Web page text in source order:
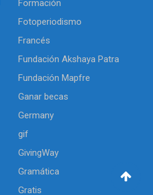
Formación
Fotoperiodismo
Francés
Fundación Akshaya Patra
Fundación Mapfre
Ganar becas
Germany
gif
GivingWay
Gramática
Gratis